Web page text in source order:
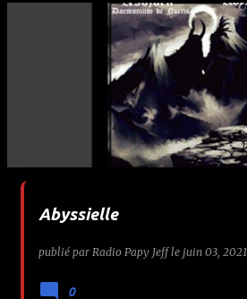
c
Abyssielle
publié par Radio Papy Jeff le juin 03, 2021
0